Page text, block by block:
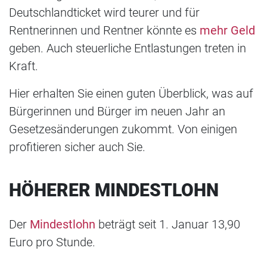
Deutschlandticket wird teurer und für
Rentnerinnen und Rentner könnte es mehr Geld
geben. Auch steuerliche Entlastungen treten in
Kraft.
Hier erhalten Sie einen guten Überblick, was auf
Bürgerinnen und Bürger im neuen Jahr an
Gesetzesänderungen zukommt. Von einigen
profitieren sicher auch Sie.
HÖHERER MINDESTLOHN
Der Mindestlohn beträgt seit 1. Januar 13,90
Euro pro Stunde.